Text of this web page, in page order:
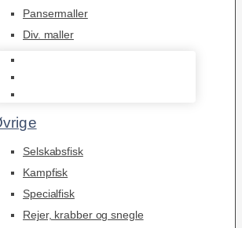
Pansermaller
Div. maller
Selskabsfisk
Kampfisk
Specialfisk
Rejer, krabber og snegle